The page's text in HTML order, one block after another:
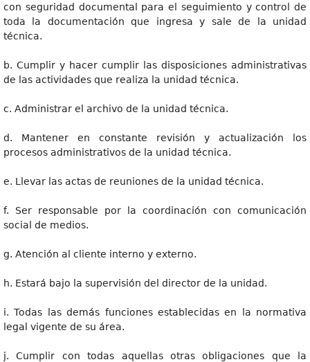
con seguridad documental para el seguimiento y control de
toda la documentación que ingresa y sale de la unidad
técnica.
b. Cumplir y hacer cumplir las disposiciones administrativas
de las actividades que realiza la unidad técnica.
c. Administrar el archivo de la unidad técnica.
d. Mantener en constante revisión y actualización los
procesos administrativos de la unidad técnica.
e. Llevar las actas de reuniones de la unidad técnica.
f. Ser responsable por la coordinación con comunicación
social de medios.
g. Atención al cliente interno y externo.
h. Estará bajo la supervisión del director de la unidad.
i. Todas las demás funciones establecidas en la normativa
legal vigente de su área.
j. Cumplir con todas aquellas otras obligaciones que la